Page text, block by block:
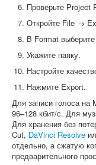
Проверьте Project
Откройте File →
В Format
Укажите папку.
Настройте
Нажмите Export.
Для записи голоса на
96–128 кбит/с. Для
Для хранения без
Cut, DaVinci Resolve
отдельно, а сжатую
предварительного